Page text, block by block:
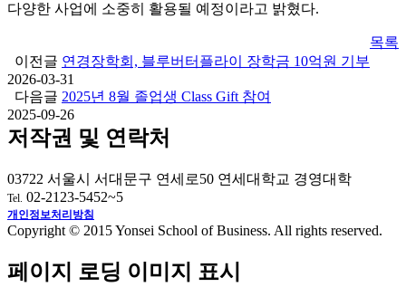
다양한 사업에 소중히 활용될 예정이라고 밝혔다.
목록
이전글 연경장학회, 블루버터플라이 장학금 10억원 기부
2026-03-31
다음글 2025년 8월 졸업생 Class Gift 참여
2025-09-26
저작권 및 연락처
03722 서울시 서대문구 연세로50 연세대학교 경영대학
Tel. 02-2123-5452~5
개인정보처리방침
Copyright © 2015 Yonsei School of Business. All rights reserved.
페이지 로딩 이미지 표시